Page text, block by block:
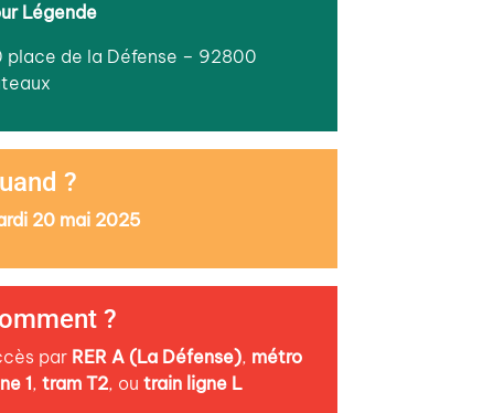
Légende
place de la Défense – 92800
?
20 mai 2025
?
par RER A (La Défense), métro
1, tram T2, ou train ligne L